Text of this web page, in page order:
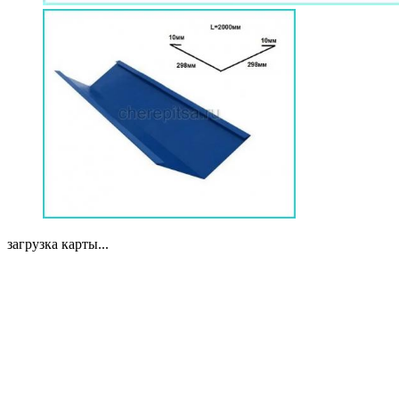
загрузка карты...